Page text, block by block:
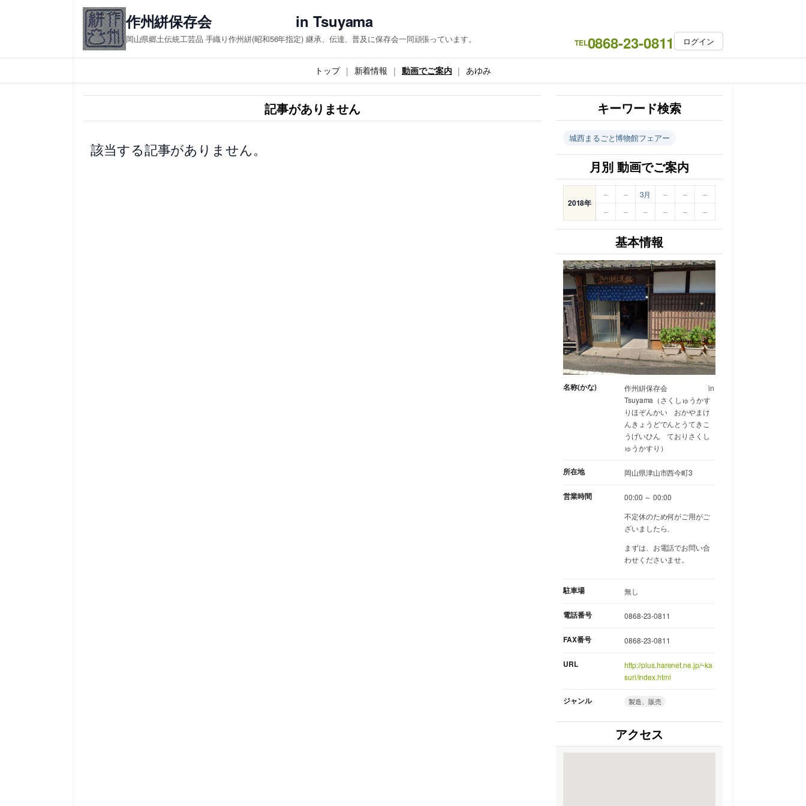
ス
キ
作州絣保存会 in Tsuyama
岡山県郷土伝統工芸品 手織り作州絣(昭和56年指定) 継承、伝達、普及に保存会一同頑張っています。 TEL0868-23-0811 ログイン
トップ 新着情報 動画でご案内 あゆみ
記事がありません
該当する記事がありません。
キーワード検索
城西まるごと博物館フェアー
月別 動画でご案内
2018年
– – 3月 – –
–
–
– – – – –
基本情報
名称(かな)
作州絣保存会 in
Tsuyama（さくしゅうかす
りほぞんかい おかやまけ
んきょうどでんとうてきこ
うげいひん ておりさくし
ゅうかすり）
所在地 岡山県津山市西今町3
営業時間
00:00 ～ 00:00
不定休のため何がご用がご
ざいましたら、
まずは、お電話でお問い合
わせくださいませ。
駐車場 無し
電話番号 0868-23-0811
FAX番号 0868-23-0811
URL
http://plus.harenet.ne.jp/~ka
suri/index.html
ジャンル 製造、販売
アクセス